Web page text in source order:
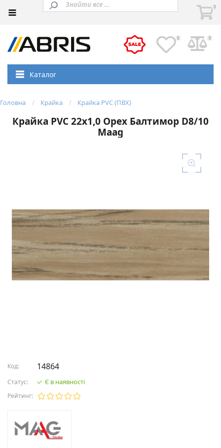
0
0 0
Каталог
Головна Крайка Крайка PVC (ПВХ)
Крайка PVC 22х1,0 Орех Балтимор D8/10
Maag
Код: 14864
Статус: Є в наявності
Рейтинг: